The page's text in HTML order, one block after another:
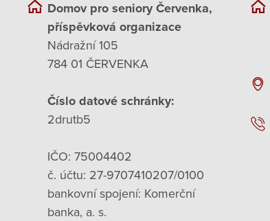
Domov pro seniory Červenka,
příspěvková organizace
Nádražní 105
784 01 ČERVENKA
Číslo datové schránky:
2drutb5
IČO: 75004402
č. účtu: 27-9707410207/0100
bankovní spojení: Komerční
banka, a. s.